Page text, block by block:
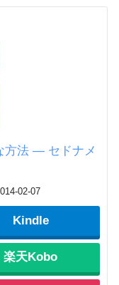
方法 ― セドナメ
02-07
Kindle
楽天Kobo